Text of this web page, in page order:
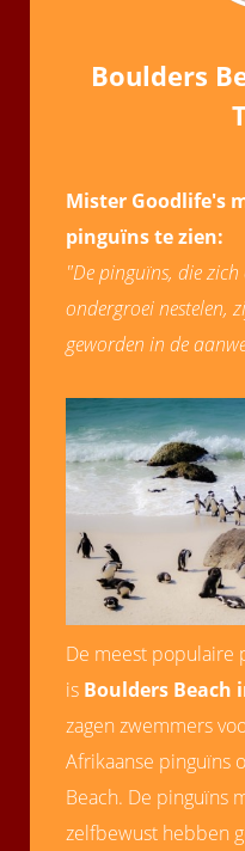
Boulders
Mister Goodlife's
pinguïns te zien:
"De pinguïns, die
ondergroei nestelen,
geworden in de
De meest populaire
is Boulders Beach
zagen zwemmers
Afrikaanse pinguïns
Beach. De pinguïns
zelfbewust hebben